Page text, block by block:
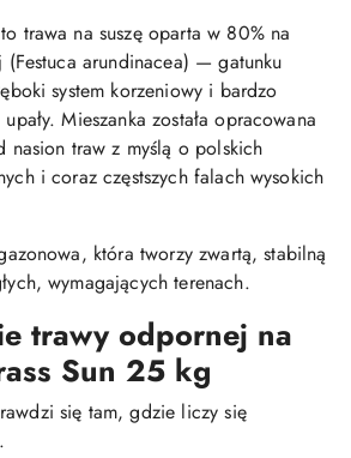
trawa na suszę oparta w 80% na
(Festuca arundinacea) — gatunku
system korzeniowy i bardzo
Mieszanka została opracowana
nasion traw z myślą o polskich
i coraz częstszych falach wysokich
która tworzy zwartą, stabilną
wymagających terenach.
trawy odpornej na
Sun 25 kg
się tam, gdzie liczy się